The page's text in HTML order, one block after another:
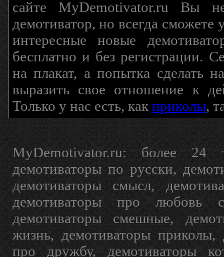
сайте MyDemotivator.ru Вы
демотиватор, но всегда сможете
интересные новые
бесплатно и без регистрации.
на плакат, а попытка
выразить свое отношение к
Только у нас есть, как приколы,
MyDemotivator.ru: более 24
демотиваторы по русски,
демотиваторы смысл,
демотиваторы про любовь
демотиваторы смешные,
жизнь, демотиваторы приколы,
про дружбу, демотиваторы